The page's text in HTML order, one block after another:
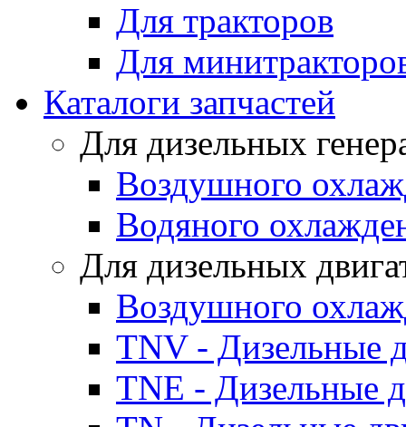
Для тракторов
Для
Каталоги запчастей
Для дизельных
Воздушного
Водяного
Для дизельных
Воздушного
TNV - Дизельные
TNE - Дизельные